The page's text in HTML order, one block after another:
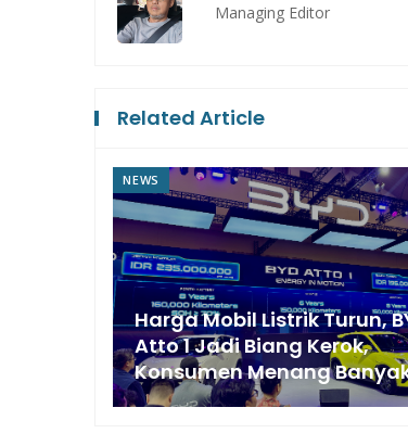
Managing Editor
Related Article
NEWS
Harga Mobil Listrik Turun,
Atto 1 Jadi Biang Kerok,
Konsumen Menang